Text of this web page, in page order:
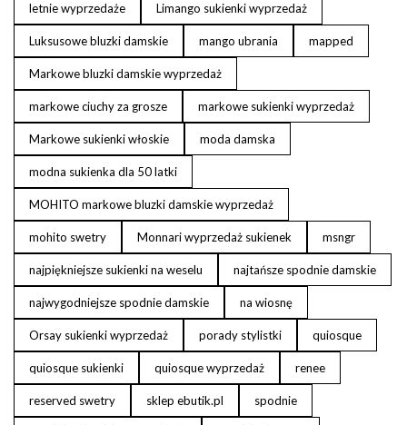
letnie wyprzedaże Limango sukienki wyprzedaż
Luksusowe bluzki damskie mango ubrania mapped
Markowe bluzki damskie wyprzedaż
markowe ciuchy za grosze markowe sukienki wyprzedaż
Markowe sukienki włoskie moda damska
modna sukienka dla 50 latki
MOHITO markowe bluzki damskie wyprzedaż
mohito swetry Monnari wyprzedaż sukienek msngr
najpiękniejsze sukienki na weselu najtańsze spodnie damskie
najwygodniejsze spodnie damskie na wiosnę
Orsay sukienki wyprzedaż porady stylistki quiosque
quiosque sukienki quiosque wyprzedaż renee
reserved swetry sklep ebutik.pl spodnie